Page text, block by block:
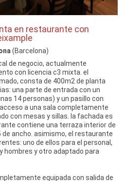
en restaurante con
(Barcelona)
de negocio, actualmente
con licencia c3 mixta. el
consta de 400m2 de planta
una parte de entrada con un
14 personas) y un pasillo con
a una sala completamente
con mesas y sillas. la fachada es
contiene una terraza interior de
ancho. asimismo, el restaurante
uno de ellos para el personal,
hombres y otro adaptado para
equipada con salida de